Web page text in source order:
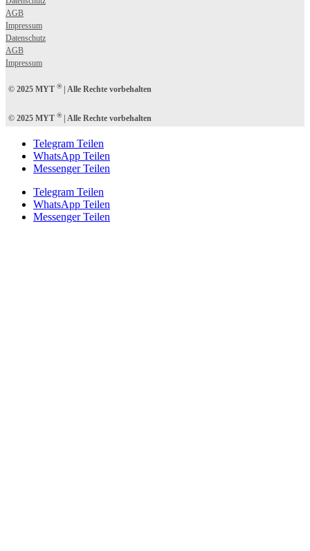
AGB
Impressum
Datenschutz
AGB
Impressum
© 2025 MYT ®| Alle Rechte vorbehalten
© 2025 MYT ®| Alle Rechte vorbehalten
Telegram Teilen
WhatsApp Teilen
Messenger Teilen
Telegram Teilen
WhatsApp Teilen
Messenger Teilen